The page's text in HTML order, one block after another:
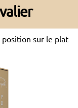
sur le plat